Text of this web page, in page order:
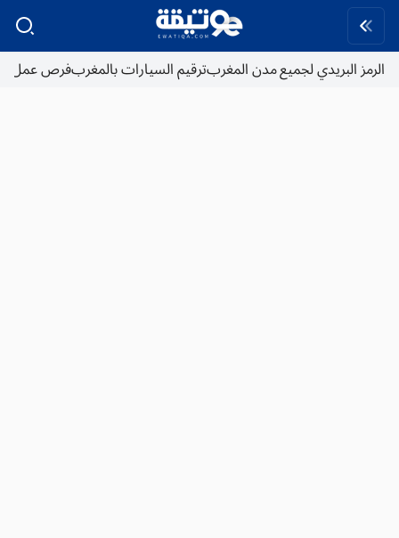
الرمز البريدي لجميع مدن المغربترقيم السيارات بالمغربفرص عمل